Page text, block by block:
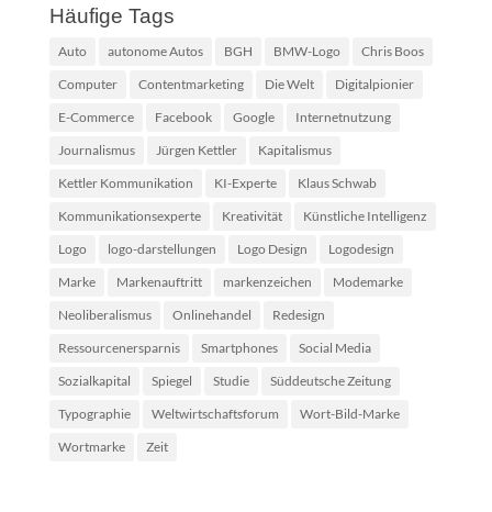
Häufige Tags
Auto autonome Autos BGH BMW-Logo
Chris Boos
Computer
Contentmarketing Die Welt
Digitalpionier
E-Commerce
Facebook Google
Internetnutzung
Journalismus
Jürgen Kettler
Kapitalismus
Kettler Kommunikation
KI-Experte
Klaus Schwab
Kommunikationsexperte
Kreativität
Künstliche Intelligenz
Logo
logo-darstellungen Logo Design
Logodesign
Marke
Markenauftritt markenzeichen
Modemarke
Neoliberalismus
Onlinehandel
Redesign
Ressourcenersparnis
Smartphones
Social Media
Sozialkapital
Spiegel Studie
Süddeutsche Zeitung
Typographie
Weltwirtschaftsforum
Wort-Bild-Marke
Wortmarke
Zeit